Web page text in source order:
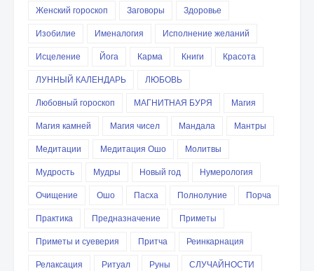
Женский гороскоп
Заговоры
Здоровье
Изобилие
Именалогия
Исполнение желаний
Исцеление
Йога Карма Книги
Красота
ЛУННЫЙ КАЛЕНДАРЬ
ЛЮБОВЬ
Любовный гороскоп
МАГНИТНАЯ БУРЯ
Магия
Магия камней
Магия чисел Мандала
Мантры
Медитации
Медитация Ошо
Молитвы
Мудрость
Мудры Новый год
Нумерология
Очищение
Ошо Пасха Полнолуние
Порча
Практика
Предназначение
Приметы
Приметы и суеверия
Притча
Реинкарнация
Релаксация
Ритуал Руны
СЛУЧАЙНОСТИ